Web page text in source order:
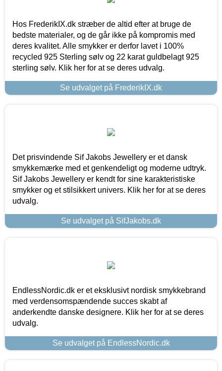
Hos FrederikIX.dk stræber de altid efter at bruge de
bedste materialer, og de går ikke på kompromis med
deres kvalitet. Alle smykker er derfor lavet i 100%
recycled 925 Sterling sølv og 22 karat guldbelagt 925
sterling sølv. Klik her for at se deres udvalg.
Se udvalget på FrederikIX.dk
Det prisvindende Sif Jakobs Jewellery er et dansk
smykkemærke med et genkendeligt og moderne udtryk.
Sif Jakobs Jewellery er kendt for sine karakteristiske
smykker og et stilsikkert univers. Klik her for at se deres
udvalg.
Se udvalget på SifJakobs.dk
EndlessNordic.dk er et eksklusivt nordisk smykkebrand
med verdensomspændende succes skabt af
anderkendte danske designere. Klik her for at se deres
udvalg.
Se udvalget på EndlessNordic.dk